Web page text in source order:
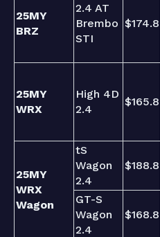
25MY
BRZ
2.4 AT
Brembo
STI
$174.8
25MY
WRX
High 4D
2.4
$165.8
25MY
WRX
Wagon
tS
Wagon
2.4
$188.8
GT-S
Wagon
2.4
$168.8